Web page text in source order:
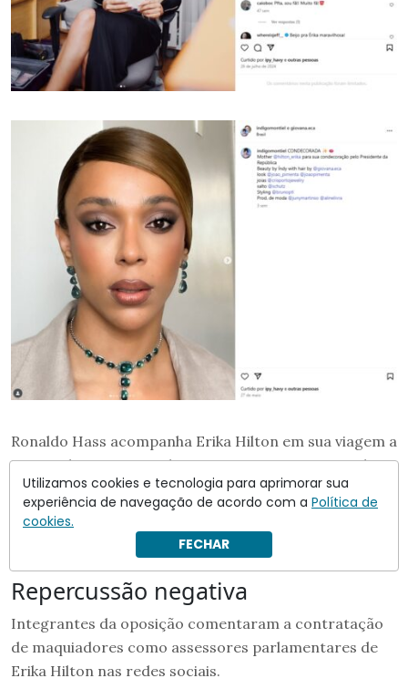
Ronaldo Hass acompanha Erika Hilton em sua viagem a
Portugal e França, onde a congressista participa de
discussões sobre os direitos LGBT.
Leia também:
Repercussão negativa
Integrantes da oposição comentaram a contratação
de maquiadores como assessores parlamentares de
Erika Hilton nas redes sociais.
Utilizamos cookies e tecnologia para aprimorar sua
experiência de navegação de acordo com a Política de
cookies.
FECHAR